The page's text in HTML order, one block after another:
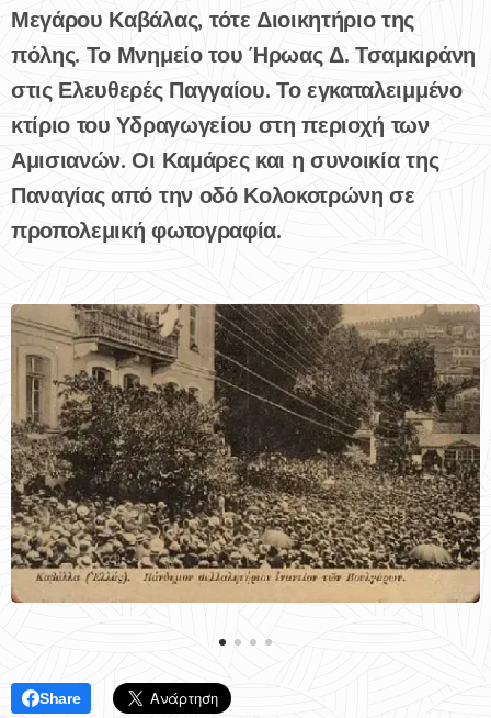
Μεγάρου Καβάλας, τότε Διοικητήριο της
πόλης. Το Μνημείο του Ήρωας Δ. Τσαμκιράνη
στις Ελευθερές Παγγαίου. Το εγκαταλειμμένο
κτίριο του Υδραγωγείου στη περιοχή των
Αμισιανών. Οι Καμάρες και η συνοικία της
Παναγίας από την οδό Κολοκοτρώνη σε
προπολεμική φωτογραφία.
Share